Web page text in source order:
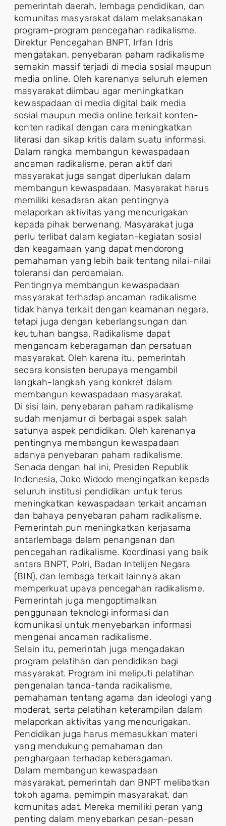
pemerintah daerah, lembaga pendidikan, dan
komunitas masyarakat dalam melaksanakan
program-program pencegahan radikalisme.
Direktur Pencegahan BNPT, Irfan Idris
mengatakan, penyebaran paham radikalisme
semakin massif terjadi di media sosial maupun
media online. Oleh karenanya seluruh elemen
masyarakat diimbau agar meningkatkan
kewaspadaan di media digital baik media
sosial maupun media online terkait konten-
konten radikal dengan cara meningkatkan
literasi dan sikap kritis dalam suatu informasi.
Dalam rangka membangun kewaspadaan
ancaman radikalisme, peran aktif dari
masyarakat juga sangat diperlukan dalam
membangun kewaspadaan. Masyarakat harus
memiliki kesadaran akan pentingnya
melaporkan aktivitas yang mencurigakan
kepada pihak berwenang. Masyarakat juga
perlu terlibat dalam kegiatan-kegiatan sosial
dan keagamaan yang dapat mendorong
pemahaman yang lebih baik tentang nilai-nilai
toleransi dan perdamaian.
Pentingnya membangun kewaspadaan
masyarakat terhadap ancaman radikalisme
tidak hanya terkait dengan keamanan negara,
tetapi juga dengan keberlangsungan dan
keutuhan bangsa. Radikalisme dapat
mengancam keberagaman dan persatuan
masyarakat. Oleh karena itu, pemerintah
secara konsisten berupaya mengambil
langkah-langkah yang konkret dalam
membangun kewaspadaan masyarakat.
Di sisi lain, penyebaran paham radikalisme
sudah menjamur di berbagai aspek salah
satunya aspek pendidikan. Oleh karenanya
pentingnya membangun kewaspadaan
adanya penyebaran paham radikalisme.
Senada dengan hal ini, Presiden Republik
Indonesia, Joko Widodo mengingatkan kepada
seluruh institusi pendidikan untuk terus
meningkatkan kewaspadaan terkait ancaman
dan bahaya penyebaran paham radikalisme.
Pemerintah pun meningkatkan kerjasama
antarlembaga dalam penanganan dan
pencegahan radikalisme. Koordinasi yang baik
antara BNPT, Polri, Badan Intelijen Negara
(BIN), dan lembaga terkait lainnya akan
memperkuat upaya pencegahan radikalisme.
Pemerintah juga mengoptimalkan
penggunaan teknologi informasi dan
komunikasi untuk menyebarkan informasi
mengenai ancaman radikalisme.
Selain itu, pemerintah juga mengadakan
program pelatihan dan pendidikan bagi
masyarakat. Program ini meliputi pelatihan
pengenalan tanda-tanda radikalisme,
pemahaman tentang agama dan ideologi yang
moderat, serta pelatihan keterampilan dalam
melaporkan aktivitas yang mencurigakan.
Pendidikan juga harus memasukkan materi
yang mendukung pemahaman dan
penghargaan terhadap keberagaman.
Dalam membangun kewaspadaan
masyarakat, pemerintah dan BNPT melibatkan
tokoh agama, pemimpin masyarakat, dan
komunitas adat. Mereka memiliki peran yang
penting dalam menyebarkan pesan-pesan